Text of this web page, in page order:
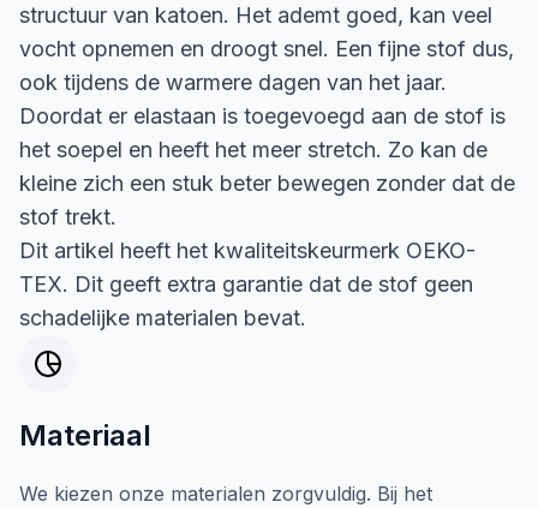
structuur van katoen. Het ademt goed, kan veel
vocht opnemen en droogt snel. Een fijne stof dus,
ook tijdens de warmere dagen van het jaar.
Doordat er elastaan is toegevoegd aan de stof is
het soepel en heeft het meer stretch. Zo kan de
kleine zich een stuk beter bewegen zonder dat de
stof trekt.
Dit artikel heeft het kwaliteitskeurmerk OEKO-
TEX. Dit geeft extra garantie dat de stof geen
schadelijke materialen bevat.
Materiaal
We kiezen onze materialen zorgvuldig. Bij het